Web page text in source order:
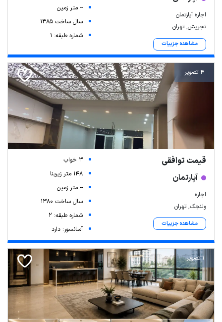
اجاره آپارتمان
تجریش, تهران
مشاهده جزییات
-- متر زمین
سال ساخت 1385
شماره طبقه: 1
4 تصویر
قیمت توافقی
آپارتمان
اجاره
ولنجک, تهران
مشاهده جزییات
3 خواب
148 متر زیربنا
-- متر زمین
سال ساخت 1380
شماره طبقه: 2
آسانسور: دارد
1 تصویر